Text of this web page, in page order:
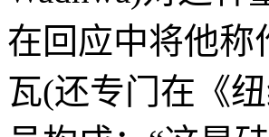
在回应中将他称
瓦(还专门在《